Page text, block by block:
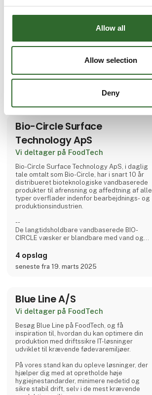
Allow all
Allow selection
Deny
- Au2plant - det nye software framework
-AI i fødevareindustrien
-MES - Au2mate Manufacturing Execution
-Au2mate Academy
velkommen på stand M9970!
7 opslag
Bio-Circle Surface
Technology ApS
Vi deltager på FoodTech
Bio-Circle Surface Technology ApS, i daglig
tale omtalt som Bio-Circle, har i snart 10 år
distribueret bioteknologiske vandbaserede
produkter til afrensning og affedtning af alle
typer overflader indenfor bearbejdnings- og
produktionsindustrien.
--
De langtidsholdbare vandbaserede BIO-
CIRCLE væsker er blandbare med vand og
og er derfor meget velegnede til brug i
fødevareindustrien.
Under vedligeholdelsesprocedurer rengøres
overflader grundigt, sikkert og
kvalitetsbevidst.
I henhold til art. 31 LFGB er flere af
rengøringsmidlerne godkendt t
4 opslag
seneste fra 19. marts 2025
Blue Line A/S
Vi deltager på FoodTech
Besøg Blue Line på FoodTech, og få
inspiration til, hvordan du kan optimere din
produktion med driftssikre IT-løsninger
udviklet til krævende fødevaremiljøer.
På vores stand kan du opleve løsninger, der
hjælper dig med at opretholde høje
hygiejnestandarder, minimere nedetid og
sikre stabil drift, selv i de mest krævende